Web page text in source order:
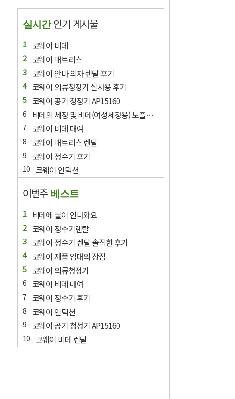
실시간인기 게시물
코웨이 비데
코웨이 매트리스
코웨이 안마 의자 렌탈 후기
코웨이 의류청정기 실사용 후기
코웨이 공기 청정기 AP15160
비데의 세정 및 비데(여성세정용) 노즐의 경우 세척이 필요한가요?
코웨이 비데 대여
코웨이 매트리스 렌탈
코웨이 정수기 후기
코웨이 인덕션
이번주 베스트
비데에 물이 안나와요
코웨이 정수기렌탈
코웨이 정수기 렌탈 솔직한 후기
코웨이 제품 임대의 장점
코웨이 의류청정기
코웨이 비데 대여
코웨이 정수기 후기
코웨이 인덕션
코웨이 공기 청정기 AP15160
코웨이 비데 렌탈